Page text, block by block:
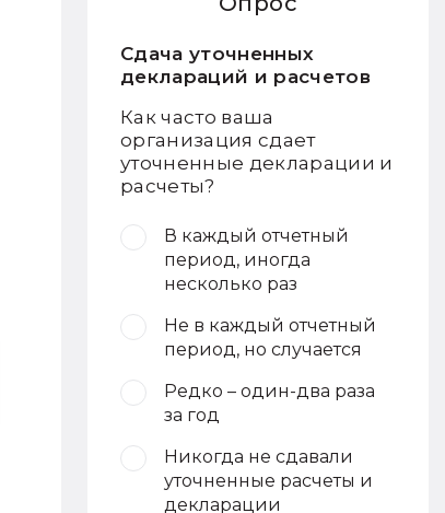
Сдача уточненных
деклараций и расчетов
Как часто ваша
организация сдает
уточненные декларации и
расчеты?
В каждый отчетный
период, иногда
несколько раз
Не в каждый отчетный
период, но случается
Редко – один-два раза
за год
Никогда не сдавали
уточненные расчеты и
декларации